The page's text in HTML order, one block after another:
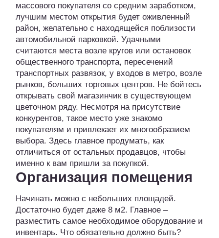
массового покупателя со средним заработком,
лучшим местом открытия будет оживленный
район, желательно с находящейся поблизости
автомобильной парковкой. Удачными
считаются места возле кругов или остановок
общественного транспорта, пересечений
транспортных развязок, у входов в метро, возле
рынков, больших торговых центров. Не бойтесь
открывать свой магазинчик в существующем
цветочном ряду. Несмотря на присутствие
конкурентов, такое место уже знакомо
покупателям и привлекает их многообразием
выбора. Здесь главное продумать, как
отличиться от остальных продавцов, чтобы
именно к вам пришли за покупкой.
Организация помещения
Начинать можно с небольших площадей.
Достаточно будет даже 8 м2. Главное –
разместить самое необходимое оборудование и
инвентарь. Что обязательно должно быть?